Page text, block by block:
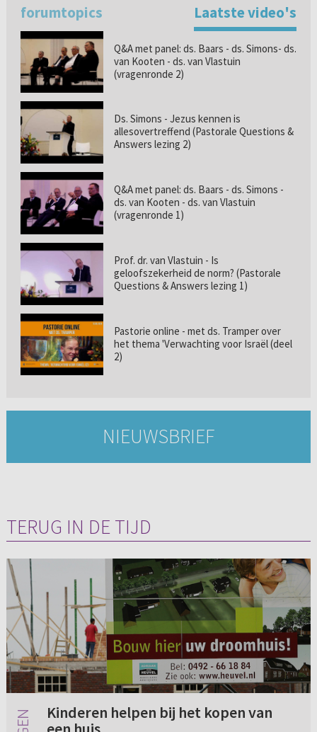
forumtopics Laatste video's
Q&A met panel: ds. Baars - ds. Simons- ds.
van Kooten - ds. van Vlastuin
(vragenronde 2)
Ds. Simons - Jezus kennen is
allesovertreffend (Pastorale Questions &
Answers lezing 2)
Q&A met panel: ds. Baars - ds. Simons -
ds. van Kooten - ds. van Vlastuin
(vragenronde 1)
Prof. dr. van Vlastuin - Is
geloofszekerheid de norm? (Pastorale
Questions & Answers lezing 1)
Pastorie online - met ds. Tramper over
het thema 'Verwachting voor Israël (deel
2)
NIEUWSBRIEF
TERUG IN DE TIJD
Kinderen helpen bij het kopen van